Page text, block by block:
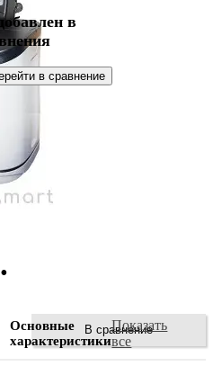
В сравнение
Основные
характеристики
Показать
все
в
в сравнение